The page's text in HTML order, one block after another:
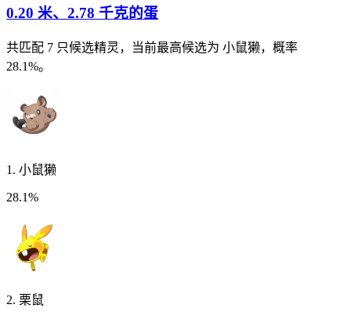
0.20 米、 2.78 千克的蛋
共匹配 7 只候选精灵 ，当前最高候选为 小鼠獭，概率
28.1%。
1 . 小鼠獭
28.1%
2. 栗鼠